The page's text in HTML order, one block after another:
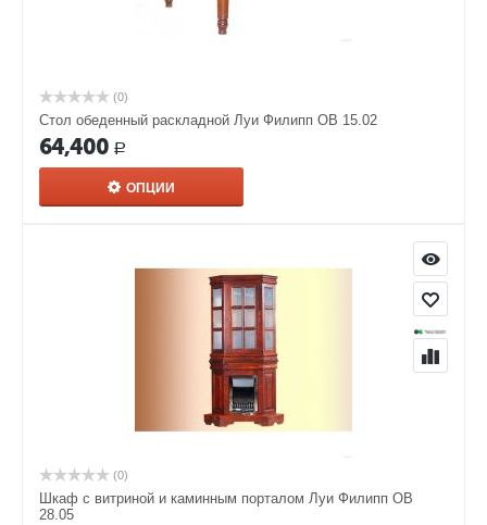
(0)
Стол обеденный раскладной Луи Филипп ОВ 15.02
64,400 Р
ОПЦИИ
(0)
Шкаф с витриной и каминным порталом Луи Филипп ОВ
28.05